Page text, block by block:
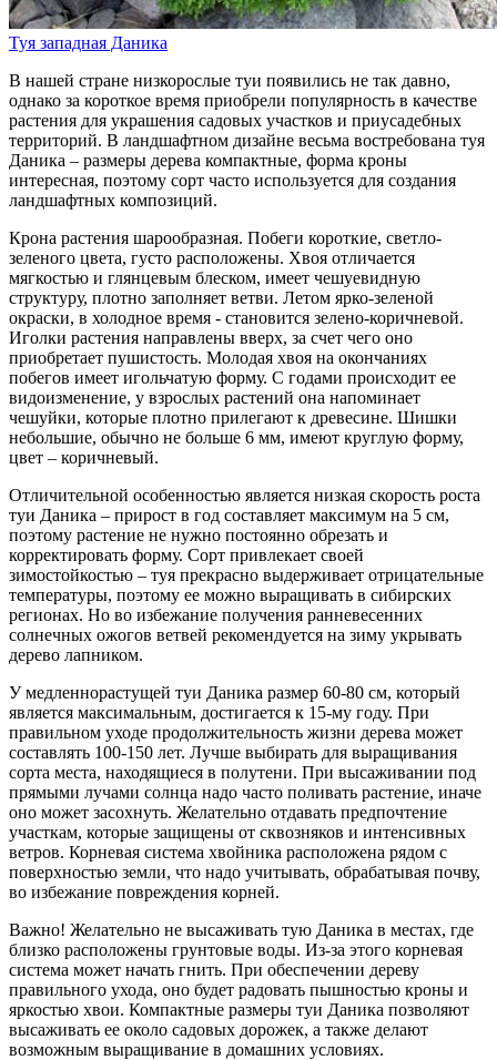
Туя западная Даника
В нашей стране низкорослые туи появились не так давно,
однако за короткое время приобрели популярность в качестве
растения для украшения садовых участков и приусадебных
территорий. В ландшафтном дизайне весьма востребована туя
Даника – размеры дерева компактные, форма кроны
интересная, поэтому сорт часто используется для создания
ландшафтных композиций.
Крона растения шарообразная. Побеги короткие, светло-
зеленого цвета, густо расположены. Хвоя отличается
мягкостью и глянцевым блеском, имеет чешуевидную
структуру, плотно заполняет ветви. Летом ярко-зеленой
окраски, в холодное время - становится зелено-коричневой.
Иголки растения направлены вверх, за счет чего оно
приобретает пушистость. Молодая хвоя на окончаниях
побегов имеет игольчатую форму. С годами происходит ее
видоизменение, у взрослых растений она напоминает
чешуйки, которые плотно прилегают к древесине. Шишки
небольшие, обычно не больше 6 мм, имеют круглую форму,
цвет – коричневый.
Отличительной особенностью является низкая скорость роста
туи Даника – прирост в год составляет максимум на 5 см,
поэтому растение не нужно постоянно обрезать и
корректировать форму. Сорт привлекает своей
зимостойкостью – туя прекрасно выдерживает отрицательные
температуры, поэтому ее можно выращивать в сибирских
регионах. Но во избежание получения ранневесенних
солнечных ожогов ветвей рекомендуется на зиму укрывать
дерево лапником.
У медленнорастущей туи Даника размер 60-80 см, который
является максимальным, достигается к 15-му году. При
правильном уходе продолжительность жизни дерева может
составлять 100-150 лет. Лучше выбирать для выращивания
сорта места, находящиеся в полутени. При высаживании под
прямыми лучами солнца надо часто поливать растение, иначе
оно может засохнуть. Желательно отдавать предпочтение
участкам, которые защищены от сквозняков и интенсивных
ветров. Корневая система хвойника расположена рядом с
поверхностью земли, что надо учитывать, обрабатывая почву,
во избежание повреждения корней.
Важно! Желательно не высаживать тую Даника в местах, где
близко расположены грунтовые воды. Из-за этого корневая
система может начать гнить. При обеспечении дереву
правильного ухода, оно будет радовать пышностью кроны и
яркостью хвои. Компактные размеры туи Даника позволяют
высаживать ее около садовых дорожек, а также делают
возможным выращивание в домашних условиях.